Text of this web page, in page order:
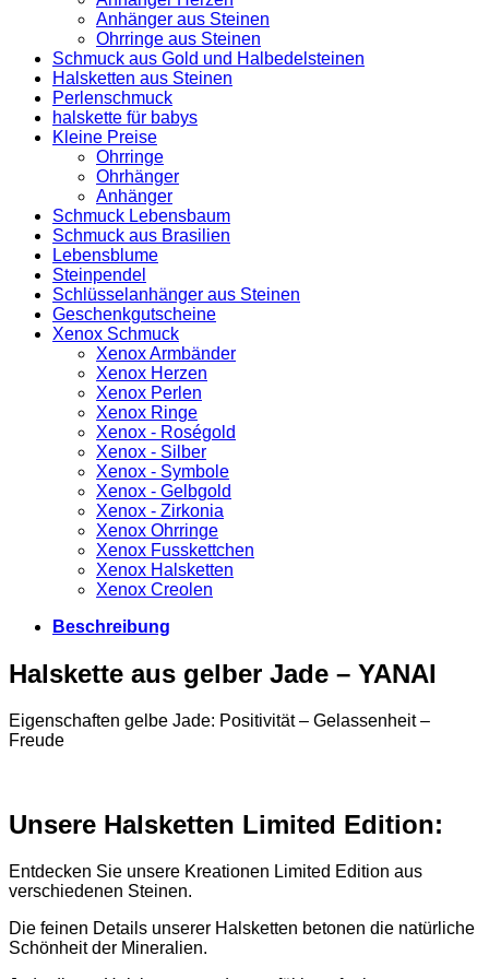
Anhänger aus Steinen
Ohrringe aus Steinen
Schmuck aus Gold und Halbedelsteinen
Halsketten aus Steinen
Perlenschmuck
halskette für babys
Kleine Preise
Ohrringe
Ohrhänger
Anhänger
Schmuck Lebensbaum
Schmuck aus Brasilien
Lebensblume
Steinpendel
Schlüsselanhänger aus Steinen
Geschenkgutscheine
Xenox Schmuck
Xenox Armbänder
Xenox Herzen
Xenox Perlen
Xenox Ringe
Xenox - Roségold
Xenox - Silber
Xenox - Symbole
Xenox - Gelbgold
Xenox - Zirkonia
Xenox Ohrringe
Xenox Fusskettchen
Xenox Halsketten
Xenox Creolen
Beschreibung
Halskette aus gelber Jade – YANAI
Eigenschaften gelbe Jade: Positivität – Gelassenheit –
Freude
Unsere Halsketten Limited Edition:
Entdecken Sie unsere Kreationen Limited Edition aus
verschiedenen Steinen.
Die feinen Details unserer Halsketten betonen die natürliche
Schönheit der Mineralien.